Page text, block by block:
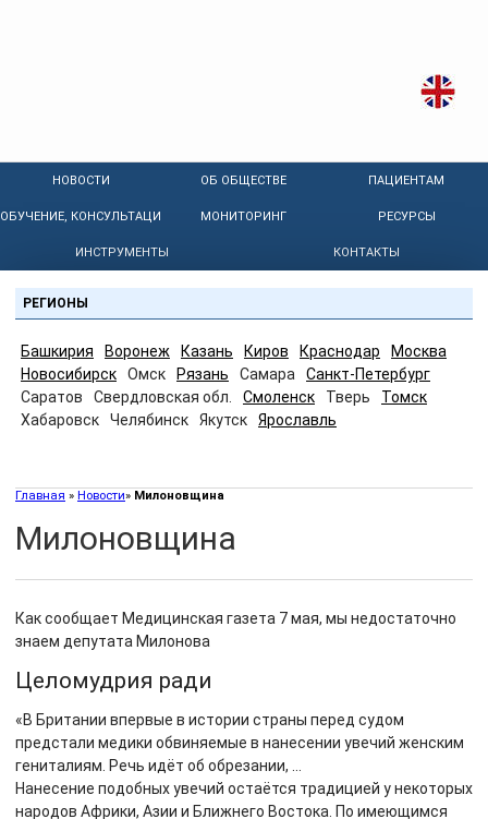
НОВОСТИ ОБ ОБЩЕСТВЕ ПАЦИЕНТАМ
ОБУЧЕНИЕ, КОНСУЛЬТАЦИИ МОНИТОРИНГ РЕСУРСЫ
ИНСТРУМЕНТЫ КОНТАКТЫ
РЕГИОНЫ
Башкирия Воронеж Казань Киров Краснодар
Москва
Новосибирск
Омск Рязань Самара
Санкт-Петербург
Саратов
Свердловская обл. Смоленск Тверь
Томск
Хабаровск
Челябинск Якутск Ярославль
Главная » Новости» Милоновщина
Милоновщина
Как сообщает Медицинская газета 7 мая, мы недостаточно
знаем депутата Милонова
Целомудрия ради
«В Британии впервые в истории страны перед судом
предстали медики обвиняемые в нанесении увечий женским
гениталиям. Речь идёт об обрезании, …
Нанесение подобных увечий остаётся традицией у некоторых
народов Африки, Азии и Ближнего Востока. По имеющимся